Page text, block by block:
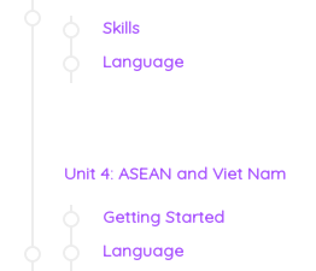
Skills
Language
Unit 4: ASEAN and Viet Nam
Getting Started
Language